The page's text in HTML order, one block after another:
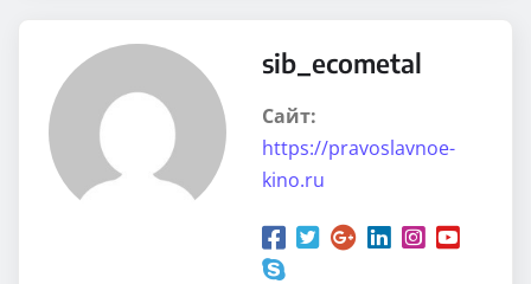
sib_ecometal
Сайт:
https://pravoslavnoe-
kino.ru